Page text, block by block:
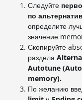
Следуйте
по
определите
значение
Скопируйте
раздела
Autotune
memory).
По желанию